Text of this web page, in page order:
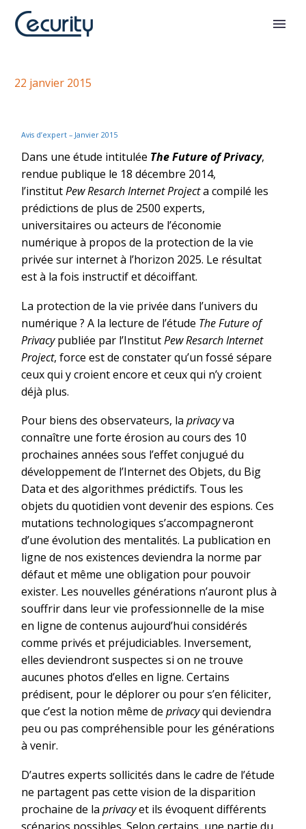
Quelle privacy en 2025
22 janvier 2015
Avis d’expert – Janvier 2015
Dans une étude intitulée The Future of Privacy,
rendue publique le 18 décembre 2014,
l’institutPew Resarch Internet Projecta compilé les
prédictions de plus de 2500 experts,
universitaires ou acteurs de l’économie
numérique à propos de la protection de la vie
privée sur internet à l’horizon 2025. Le résultat
est à la fois instructif et décoiffant.
La protection de la vie privée dans l’univers du
numérique ? A la lecture de l’étude The Future of
Privacypubliée par l’InstitutPew Resarch Internet
Project, force est de constater qu’un fossé sépare
ceux qui y croient encore et ceux qui n’y croient
déjà plus.
Pour biens des observateurs, la privacyva
connaître une forte érosion au cours des 10
prochaines années sous l’effet conjugué du
développement de l’Internet des Objets, du Big
Data et des algorithmes prédictifs. Tous les
objets du quotidien vont devenir des espions. Ces
mutations technologiques s’accompagneront
d’une évolution des mentalités. La publication en
ligne de nos existences deviendra la norme par
défaut et même une obligation pour pouvoir
exister. Les nouvelles générations n’auront plus à
souffrir dans leur vie professionnelle de la mise
en ligne de contenus aujourd’hui considérés
comme privés et préjudiciables. Inversement,
elles deviendront suspectes si on ne trouve
aucunes photos d’elles en ligne. Certains
prédisent, pour le déplorer ou pour s’en féliciter,
que c’est la notion même de privacyqui deviendra
peu ou pas compréhensible pour les générations
à venir.
D’autres experts sollicités dans le cadre de l’étude
ne partagent pas cette vision de la disparition
prochaine de la privacyet ils évoquent différents